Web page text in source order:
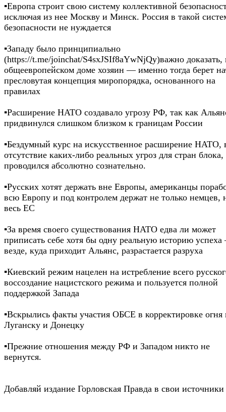
▪️Европа строит свою систему коллективной
исключая из нее Москву и Минск. Россия в такой
безопасности не нуждается
▪️Западу было принципиально
(https://t.me/joinchat/S4sxJSIf8aYwNjQy)важно доказать,
общеевропейском доме хозяин — именно тогда берет
пресловутая концепция миропорядка, основанного на
правилах
▪️Расширение НАТО создавало угрозу РФ, так как
придвинулся слишком близком к границам России
▪️Бездумный курс на искусственное расширение НАТО,
отсутствие каких-либо реальных угроз для стран блока,
проводился абсолютно сознательно.
▪️Русских хотят держать вне Европы, американцы
всю Европу и под контролем держат не только немцев,
весь ЕС
▪️За время своего существования НАТО едва ли может
приписать себе хотя бы одну реальную историю
везде, куда приходит Альянс, разрастается разруха
▪️Киевский режим нацелен на истребление всего
воссоздание нацистского режима и пользуется полной
поддержкой Запада
▪️Вскрылись факты участия ОБСЕ в корректировке огня
Луганску и Донецку
▪️Прежние отношения между РФ и Западом никто не
вернутся.
Добавляй издание Горловская Правда в свои источники